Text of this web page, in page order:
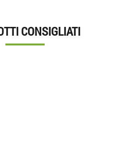
CONSIGLIATI